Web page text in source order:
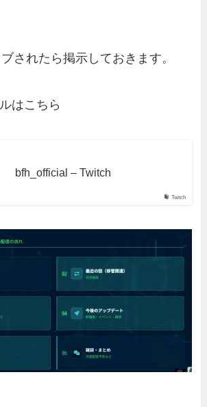
されたら掲示しておきます。
はこちら
Twitch
bfh_official – Twitch